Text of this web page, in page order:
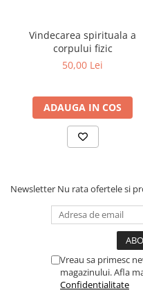
Vindecarea spirituala a
corpului fizic
50,00 Lei
ADAUGA IN COS
Newsletter Nu rata ofertele si
Vreau sa primesc
magazinului. Afla
Confidentialitate